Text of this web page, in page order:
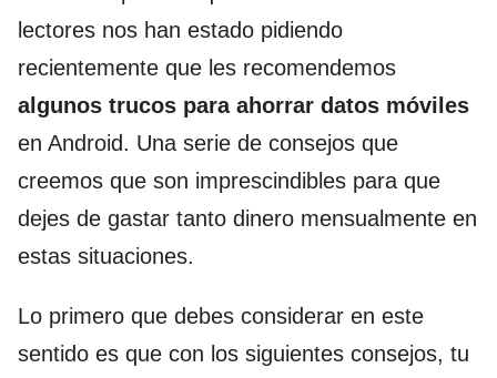
lectores nos han estado pidiendo
recientemente que les recomendemos
algunos trucos para ahorrar datos móviles
en Android. Una serie de consejos que
creemos que son imprescindibles para que
dejes de gastar tanto dinero mensualmente en
estas situaciones.
Lo primero que debes considerar en este
sentido es que con los siguientes consejos, tu